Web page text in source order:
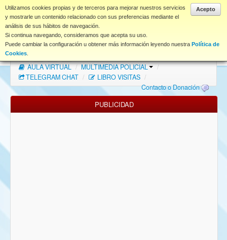
Acepto
Utilizamos cookies propias y de terceros para mejorar nuestros servicios
y mostrarle un contenido relacionado con sus preferencias mediante el
análisis de sus hábitos de navegación.
Si continua navegando, consideramos que acepta su uso.
Puede cambiar la configuración u obtener más información leyendo nuestra Política de
Cookies
www.coet.es
Portal
Índice Foros
FAQ
NORMAS FORO
Descargas
AULA VIRTUAL / MULTIMEDIA POLICIAL
/
TELEGRAM CHAT / LIBRO VISITAS /
Contacto o Donación
PUBLICIDAD